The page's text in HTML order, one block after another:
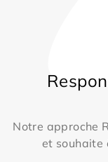
Notre approche
et souhaite